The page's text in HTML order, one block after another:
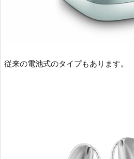
従来の電池式のタイプもあります。